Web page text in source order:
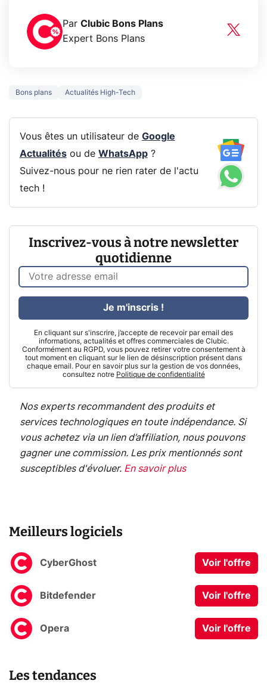
Par Clubic Bons Plans
Expert Bons Plans
Bons plans Actualités High-Tech
Vous êtes un utilisateur de Google
Actualitésou de WhatsApp?
Suivez-nous pour ne rien rater de l'actu
tech !
Inscrivez-vous à notre newsletter
quotidienne
En cliquant sur s'inscrire, j’accepte de recevoir par email des
informations, actualités et offres commerciales de Clubic.
Conformément au RGPD, vous pouvez retirer votre consentement à
tout moment en cliquant sur le lien de désinscription présent dans
chaque email. Pour en savoir plus sur la gestion de vos données,
consultez notre Politique de confidentialité
Je m'inscris !
Nos experts recommandent des produits et
services technologiques en toute indépendance. Si
vous achetez via un lien d’affiliation, nous pouvons
gagner une commission. Les prix mentionnés sont
susceptibles d'évoluer. En savoir plus
Meilleurs logiciels
CyberGhost Voir l'offre
Bitdefender Voir l'offre
Opera Voir l'offre
Les tendances